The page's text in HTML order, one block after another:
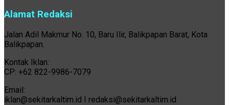
Alamat Redaksi
Jalan Adil Makmur No. 10, Baru Ilir, Balikpapan Barat, Kota
Balikpapan.
Kontak Iklan:
CP: +62 822-9986-7079
Email:
iklan@sekitarkaltim.id I redaksi@sekitarkaltim.id